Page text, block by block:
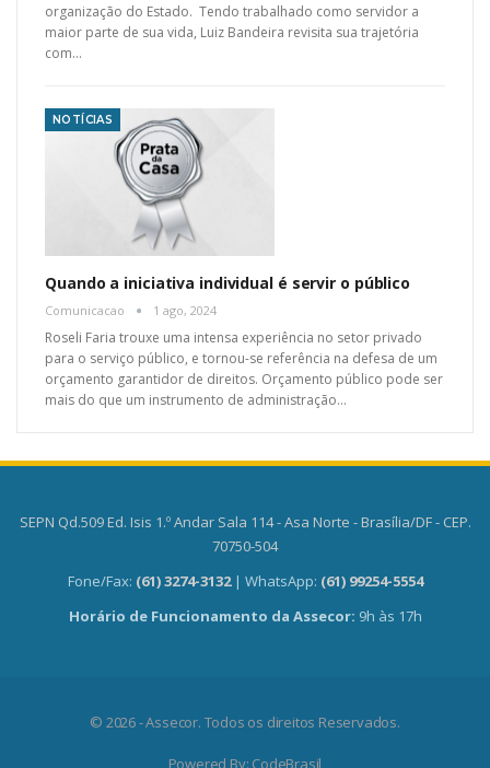
organização do Estado. Tendo trabalhado como servidor a
maior parte de sua vida, Luiz Bandeira revisita sua trajetória
com…
NOTÍCIAS
Quando a iniciativa individual é servir o público
Comunicacao 1 ago, 2024
Roseli Faria trouxe uma intensa experiência no setor privado
para o serviço público, e tornou-se referência na defesa de um
orçamento garantidor de direitos. Orçamento público pode ser
mais do que um instrumento de administração…
SEPN Qd.509 Ed. Isis 1.º Andar Sala 114 - Asa Norte - Brasília/DF - CEP.
70750-504
Fone/Fax: (61) 3274-3132 | WhatsApp: (61) 99254-5554
Horário de Funcionamento da Assecor: 9h às 17h
© 2026 - Assecor. Todos os direitos Reservados.
Powered By: CodeBrasil